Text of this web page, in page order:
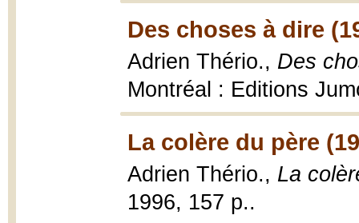
Des choses à dire
Adrien Thério., Des
Montréal : Editions
La colère du père
Adrien Thério., La
1996, 157 p..